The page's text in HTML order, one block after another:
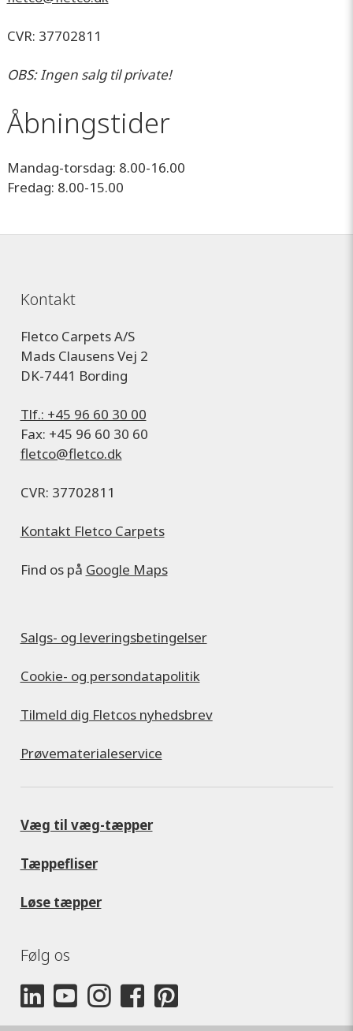
CVR: 37702811
OBS: Ingen salg til private!
Åbningstider
Mandag-torsdag: 8.00-16.00
Fredag: 8.00-15.00
Kontakt
Fletco Carpets A/S
Mads Clausens Vej 2
DK-7441 Bording
Tlf.: +45 96 60 30 00
Fax: +45 96 60 30 60
fletco@fletco.dk
CVR: 37702811
Kontakt Fletco Carpets
Find os på Google Maps
Salgs- og leveringsbetingelser
Cookie- og persondatapolitik
Tilmeld dig Fletcos nyhedsbrev
Prøvematerialeservice
Væg til væg-tæpper
Tæppefliser
Løse tæpper
Følg os